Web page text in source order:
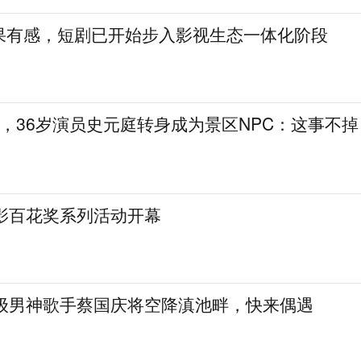
感，短剧已开始步入影视生态一体化阶段
36岁演员史元庭转身成为景区NPC：这事不掉
百花奖系列活动开幕
男神歌手蔡国庆将空降滇池畔，快来偶遇